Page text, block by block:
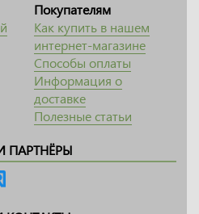
Покупателям
Как купить в нашем
интернет-магазине
Способы оплаты
Информация о
доставке
Полезные статьи
ПАРТНЁРЫ